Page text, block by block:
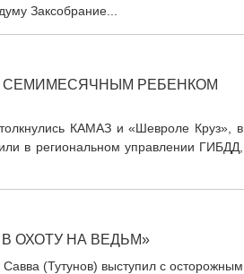
Заксобрание...
СЕМИМЕСЯЧНЫМ РЕБЕНКОМ
КАМАЗ и «Шевроле Круз», в
в региональном управлении ГИБДД,
ОХОТУ НА ВЕДЬМ»
(Тутунов) выступил с осторожным